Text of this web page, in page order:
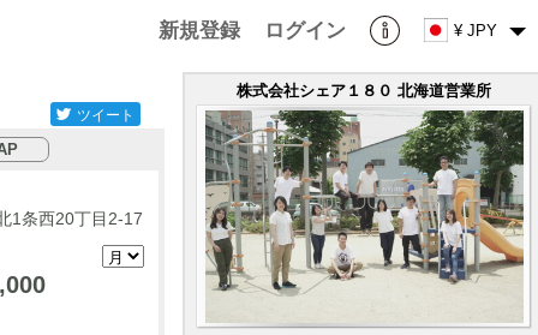
新規登録 ログイン ¥ JPY
ツイート
1条西20丁目2-17
株式会社シェア１８０ 北海道営業所